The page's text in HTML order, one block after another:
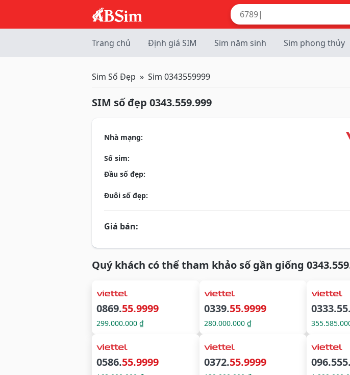
Trang chủ Định giá SIM Sim năm sinh Sim phong thủy
Sim Số Đẹp Sim 0343559999
SIM số đẹp 0343.559.999
Nhà mạng:
Số sim:
Đầu số đẹp:
Đuôi số đẹp:
Giá bán:
Quý khách có thể tham khảo số gần giống
0869.55.9999
299.000.000 ₫
0339.55.9999
280.000.000 ₫
0586.55.9999 0372.55.9999